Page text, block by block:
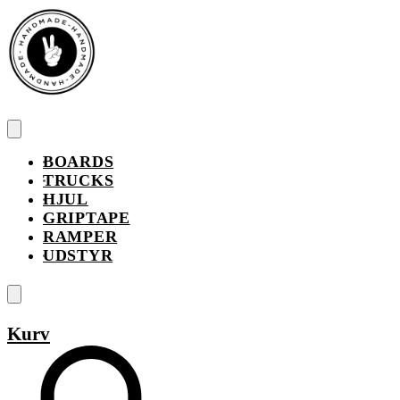
Spring
til
indhold
BOARDS
TRUCKS
HJUL
GRIPTAPE
RAMPER
UDSTYR
Search
Kurv